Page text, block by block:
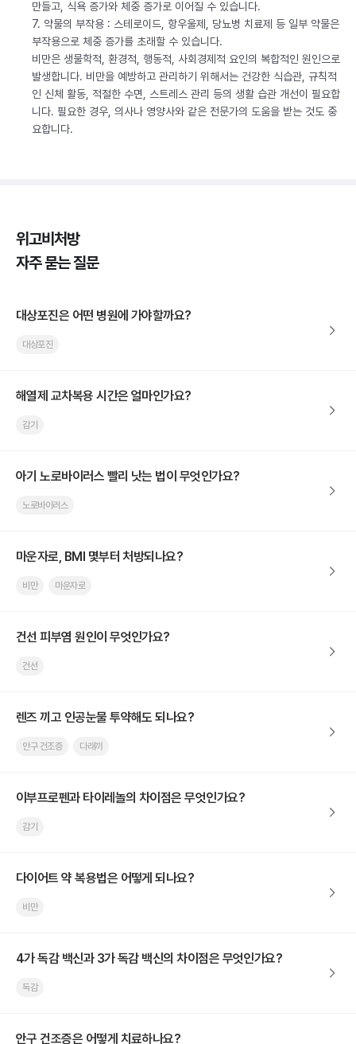
만들고, 식욕 증가와 체중 증가로 이어질 수 있습니다.
7. 약물의 부작용 : 스테로이드, 항우울제, 당뇨병 치료제 등 일부 약물은
부작용으로 체중 증가를 초래할 수 있습니다.
비만은 생물학적, 환경적, 행동적, 사회경제적 요인의 복합적인 원인으로
발생합니다. 비만을 예방하고 관리하기 위해서는 건강한 식습관, 규칙적
인 신체 활동, 적절한 수면, 스트레스 관리 등의 생활 습관 개선이 필요합
니다. 필요한 경우, 의사나 영양사와 같은 전문가의 도움을 받는 것도 중
요합니다.
위고비처방
자주 묻는 질문
대상포진은 어떤 병원에 가야할까요?
대상포진
해열제 교차복용 시간은 얼마인가요?
감기
아기 노로바이러스 빨리 낫는 법이 무엇인가요?
노로바이러스
마운자로, BMI 몇부터 처방되나요?
비만 마운자로
건선 피부염 원인이 무엇인가요?
건선
렌즈 끼고 인공눈물 투약해도 되나요?
안구 건조증 다래끼
이부프로펜과 타이레놀의 차이점은 무엇인가요?
감기
다이어트 약 복용법은 어떻게 되나요?
비만
4가 독감 백신과 3가 독감 백신의 차이점은 무엇인가요?
독감
안구 건조증은 어떻게 치료하나요?